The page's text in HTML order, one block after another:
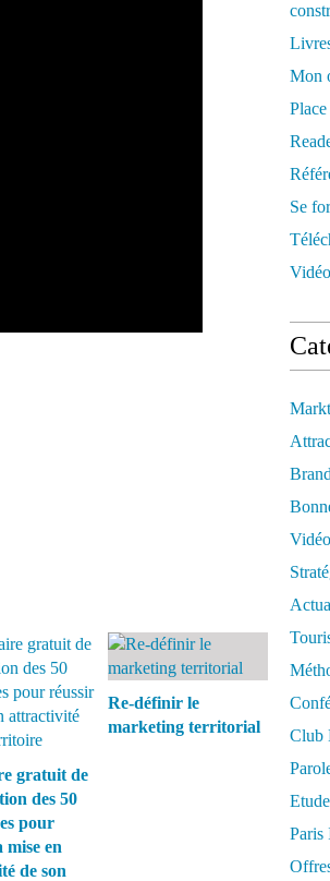
gratuit de
des 50
pour
mise en
de son
Re-définir le
marketing territorial
Mon
Se
Vidéo
Club
Paris